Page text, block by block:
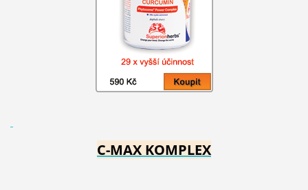
C-MAX KOMPLEX